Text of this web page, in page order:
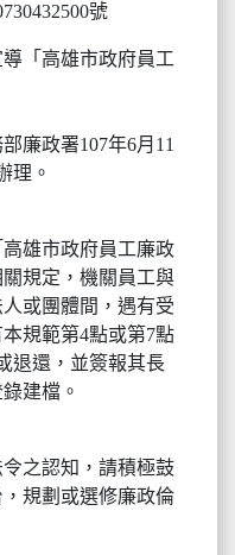
號
「高雄市政府員工
廉政署107年6月11
理。
雄市政府員工廉政
規定，機關員工與
或團體間，遇有受
規範第4點或第7點
退還，並簽報其長
建檔。
之認知，請積極鼓
規劃或選修廉政倫